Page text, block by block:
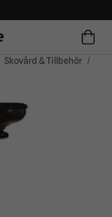
Skovård & Tillbehör /